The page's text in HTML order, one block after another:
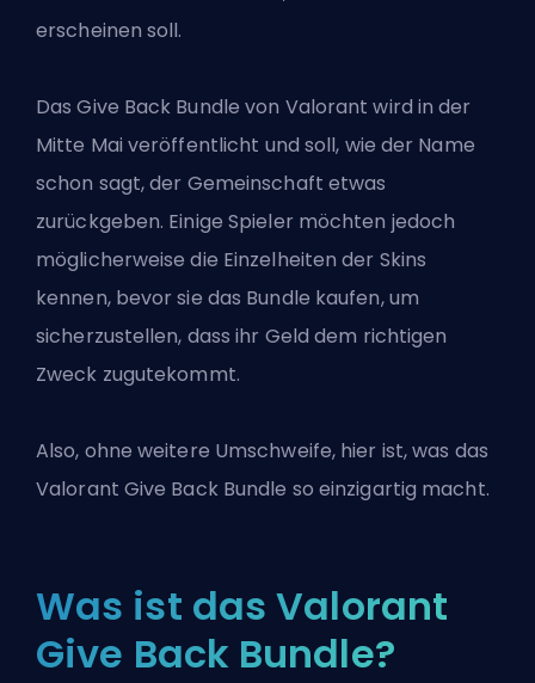
erscheinen soll.
Das Give Back Bundle von Valorant wird in der
Mitte Mai veröffentlicht und soll, wie der Name
schon sagt, der Gemeinschaft etwas
zurückgeben. Einige Spieler möchten jedoch
möglicherweise die Einzelheiten der Skins
kennen, bevor sie das Bundle kaufen, um
sicherzustellen, dass ihr Geld dem richtigen
Zweck zugutekommt.
Also, ohne weitere Umschweife, hier ist, was das
Valorant Give Back Bundle so einzigartig macht.
Was ist das Valorant
Give Back Bundle?